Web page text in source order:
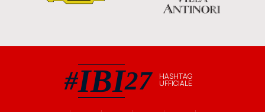
#IBI27
#IBI27 hashtag ufficiale
HASHTAG
UFFICIALE